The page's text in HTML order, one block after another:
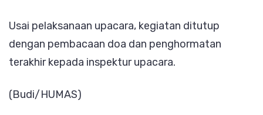
Usai pelaksanaan upacara, kegiatan ditutup
dengan pembacaan doa dan penghormatan
terakhir kepada inspektur upacara.
(Budi/HUMAS)